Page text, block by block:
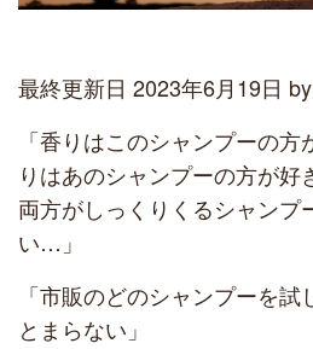
最終更新日 2023年6月19日 by
「香りはこのシャンプーの
りはあのシャンプーの方が
両方がしっくりくるシャンプ
い…」
「市販のどのシャンプーを
とまらない」